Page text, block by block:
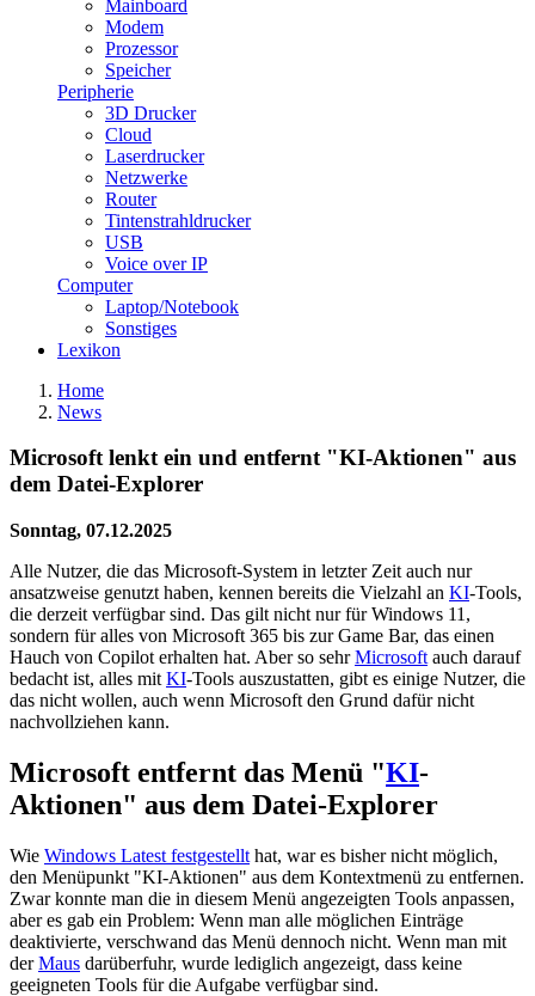
Mainboard
Modem
Prozessor
Speicher
Peripherie
3D Drucker
Cloud
Laserdrucker
Netzwerke
Router
Tintenstrahldrucker
USB
Voice over IP
Computer
Laptop/Notebook
Sonstiges
Lexikon
Home
News
Microsoft lenkt ein und entfernt "KI-Aktionen" aus
dem Datei-Explorer
Sonntag, 07.12.2025
Alle Nutzer, die das Microsoft-System in letzter Zeit auch nur
ansatzweise genutzt haben, kennen bereits die Vielzahl an KI-Tools,
die derzeit verfügbar sind. Das gilt nicht nur für Windows 11,
sondern für alles von Microsoft 365 bis zur Game Bar, das einen
Hauch von Copilot erhalten hat. Aber so sehrMicrosoft auch darauf
bedacht ist, alles mit KI-Tools auszustatten, gibt es einige Nutzer, die
das nicht wollen, auch wenn Microsoft den Grund dafür nicht
nachvollziehen kann.
Microsoft entfernt das Menü "KI-
Aktionen" aus dem Datei-Explorer
Wie Windows Latest festgestellt hat, war es bisher nicht möglich,
den Menüpunkt "KI-Aktionen" aus dem Kontextmenü zu entfernen.
Zwar konnte man die in diesem Menü angezeigten Tools anpassen,
aber es gab ein Problem: Wenn man alle möglichen Einträge
deaktivierte, verschwand das Menü dennoch nicht. Wenn man mit
derMaus darüberfuhr, wurde lediglich angezeigt, dass keine
geeigneten Tools für die Aufgabe verfügbar sind.